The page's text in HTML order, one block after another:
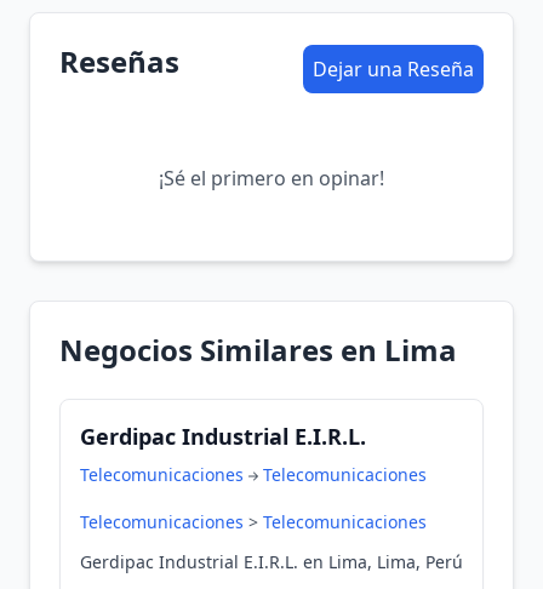
Reseñas Dejar una Reseña
¡Sé el primero en opinar!
Negocios Similares en Lima
Gerdipac Industrial E.I.R.L.
Telecomunicaciones Telecomunicaciones
Telecomunicaciones > Telecomunicaciones
Gerdipac Industrial E.I.R.L. en Lima, Lima, Perú